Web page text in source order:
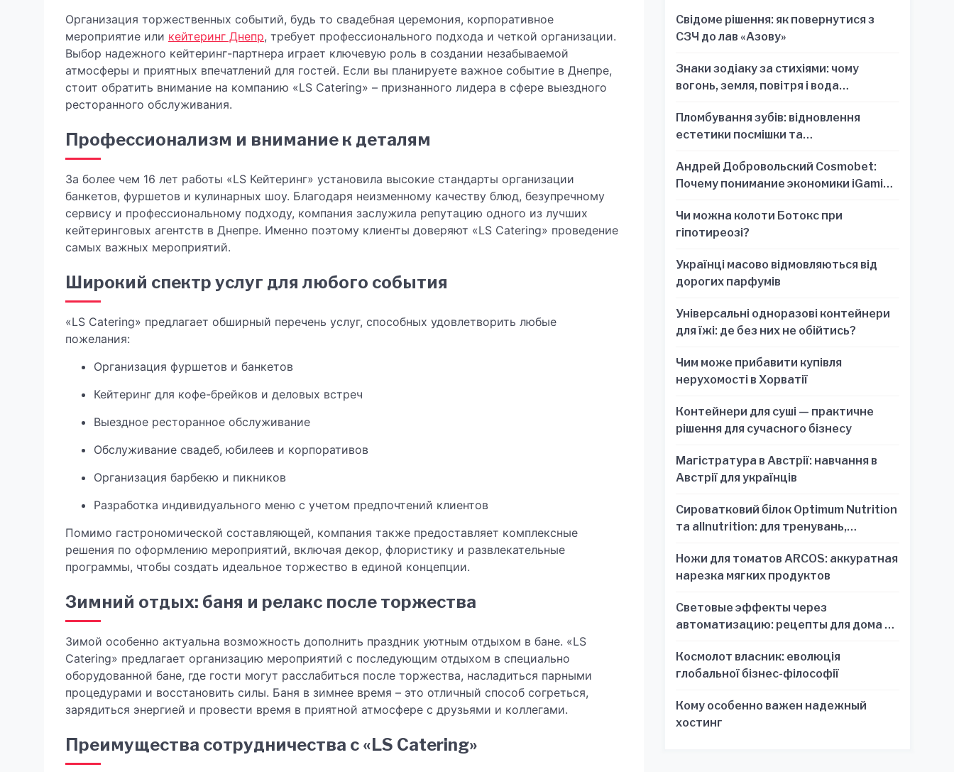
Организация торжественных событий, будь то свадебная церемония, корпоративное
мероприятие или кейтеринг Днепр, требует профессионального подхода и четкой организации.
Выбор надежного кейтеринг-партнера играет ключевую роль в создании незабываемой
атмосферы и приятных впечатлений для гостей. Если вы планируете важное событие в Днепре,
стоит обратить внимание на компанию «LS Catering» – признанного лидера в сфере выездного
ресторанного обслуживания.
Профессионализм и внимание к деталям
За более чем 16 лет работы «LS Кейтеринг» установила высокие стандарты организации
банкетов, фуршетов и кулинарных шоу. Благодаря неизменному качеству блюд, безупречному
сервису и профессиональному подходу, компания заслужила репутацию одного из лучших
кейтеринговых агентств в Днепре. Именно поэтому клиенты доверяют «LS Catering» проведение
самых важных мероприятий.
Широкий спектр услуг для любого события
«LS Catering» предлагает обширный перечень услуг, способных удовлетворить любые
пожелания:
Организация фуршетов и банкетов
Кейтеринг для кофе-брейков и деловых встреч
Выездное ресторанное обслуживание
Обслуживание свадеб, юбилеев и корпоративов
Организация барбекю и пикников
Разработка индивидуального меню с учетом предпочтений клиентов
Помимо гастрономической составляющей, компания также предоставляет комплексные
решения по оформлению мероприятий, включая декор, флористику и развлекательные
программы, чтобы создать идеальное торжество в единой концепции.
Зимний отдых: баня и релакс после торжества
Зимой особенно актуальна возможность дополнить праздник уютным отдыхом в бане. «LS
Catering» предлагает организацию мероприятий с последующим отдыхом в специально
оборудованной бане, где гости могут расслабиться после торжества, насладиться парными
процедурами и восстановить силы. Баня в зимнее время – это отличный способ согреться,
зарядиться энергией и провести время в приятной атмосфере с друзьями и коллегами.
Преимущества сотрудничества с «LS Catering»
Свідоме рішення: як повернутися з
СЗЧ до лав «Азову»
Знаки зодіаку за стихіями: чому
вогонь, земля, повітря і вода
знак
Пломбування зубів: відновлення
естетики посмішки та
Андрей Добровольский Cosmobet:
Почему понимание экономики iGaming
решений
Чи можна колоти Ботокс при
гіпотиреозі?
Українці масово відмовляються від
дорогих парфумів
Універсальні одноразові контейнери
для їжі: де без них не обійтись?
Чим може прибавити купівля
нерухомості в Хорватії
Контейнери для суші — практичне
рішення для сучасного бізнесу
Магістратура в Австрії: навчання в
Австрії для українців
Сироватковий білок Optimum Nutrition
та allnutrition: для тренувань,
Ножи для томатов ARCOS: аккуратная
нарезка мягких продуктов
Световые эффекты через
автоматизацию: рецепты для дома и
Космолот власник: еволюція
глобальної бізнес-філософії
Кому особенно важен надежный
хостинг